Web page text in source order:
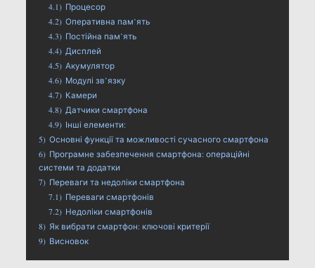
4.1) Процесор
4.2) Оперативна пам’ять
4.3) Постійна пам’ять
4.4) Дисплей
4.5) Акумулятор
4.6) Модулі зв’язку
4.7) Камери
4.8) Датчики смартфона
4.9) Інші елементи:
5) Основні функції та можливості сучасного смартфона
6) Програмне забезпечення смартфона: операційні
системи та додатки
7) Переваги та недоліки смартфона
7.1) Переваги смартфонів
7.2) Недоліки смартфонів
8) Як вибрати смартфон: ключові критерії
9) Висновок